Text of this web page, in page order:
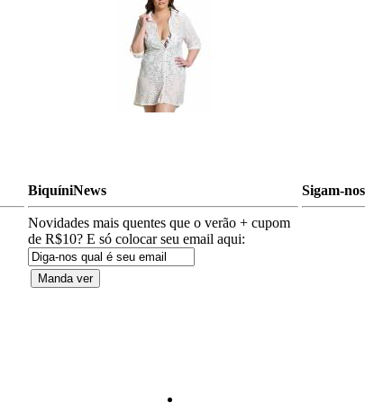
BiquíniNews
Novidades mais quentes que o verão + cupom
de R$10? E só colocar seu email aqui:
Sigam-